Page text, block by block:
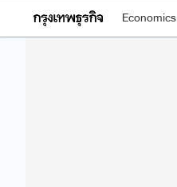
Economics